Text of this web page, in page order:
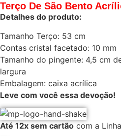
Terço De São Bento
Detalhes do produto:
Tamanho Terço: 53 cm
Contas cristal facetado: 10 mm
Tamanho do pingente: 4,5 cm
largura
Embalagem: caixa acrílica
Leve com você essa devoção!
Até 12x sem cartão com a